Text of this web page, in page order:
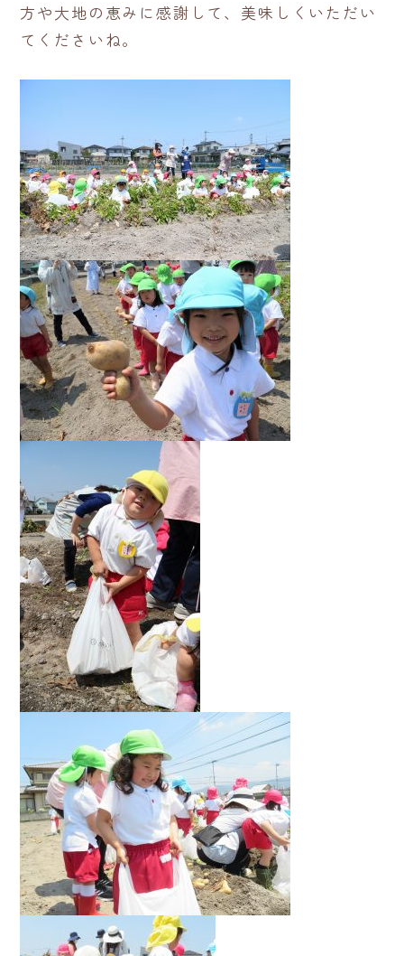
方や大地の恵みに感謝して、美味しくいただい
てくださいね。